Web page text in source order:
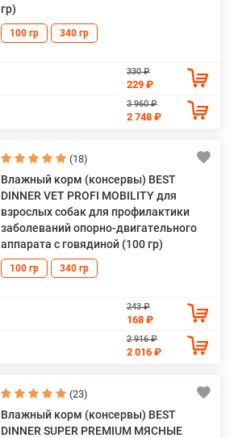
гр)
100 гр 340 гр
330 ₽
229 ₽
3 960 ₽
2 748 ₽
(18)
Влажный корм (консервы) BEST
DINNER VET PROFI MOBILITY для
взрослых собак для профилактики
заболеваний опорно-двигательного
аппарата с говядиной (100 гр)
100 гр 340 гр
243 ₽
168 ₽
2 916 ₽
2 016 ₽
(23)
Влажный корм (консервы) BEST
DINNER SUPER PREMIUM МЯСНЫЕ